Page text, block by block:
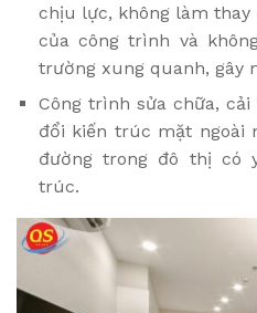
chịu lực, không làm thay
của công trình và
trường xung quanh, gây
Công trình sửa chữa,
đổi kiến trúc mặt ngoài
đường trong đô thị có
trúc.